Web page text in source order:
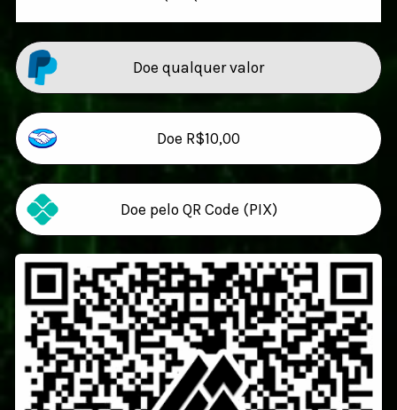
Doe qualquer valor
Doe R$10,00
Doe pelo QR Code (PIX)